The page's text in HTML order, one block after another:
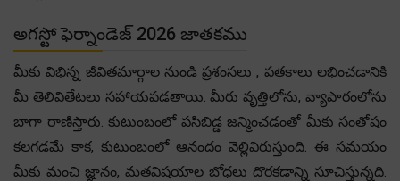
అగస్టో ఫెర్నాండెజ్ 2026 జాతకము
మీకు విభిన్న జీవితమార్గాల నుండి ప్రశంసలు , పతకాలు లభించడానికి
మీ తెలివితేటలు సహాయపడతాయి. మీరు వృత్తిలోను, వ్యాపారంలోను
బాగా రాణిస్తారు. కుటుంబంలో పసిబిడ్డ జన్మించడంతో మీకు సంతోషం
కలగడమే కాక, కుటుంబంలో ఆనందం వెల్లివిరుస్తుంది. ఈ సమయం
మీకు మంచి జ్ఞానం, మతవిషయాల బోధలు దొరకడాన్ని సూచిస్తున్నది.